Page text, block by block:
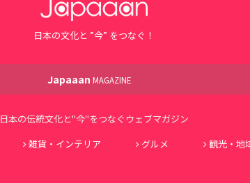
日本の文化と ”今” をつなぐ！
Japaaan MAGAZINE
日本の伝統文化と"今"をつなぐウェブマガジン
雑貨・インテリア グルメ 観光・地